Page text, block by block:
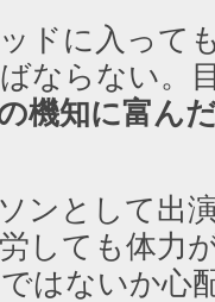
ドに入って
ならない。
機知に富ん
ンとして出
しても体力
はないか心